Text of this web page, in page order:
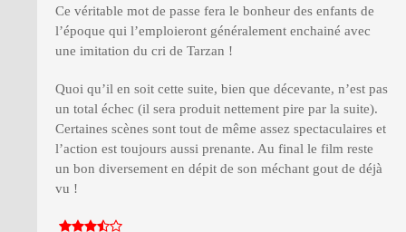
Ce véritable mot de passe fera le bonheur des enfants de
l’époque qui l’emploieront généralement enchainé avec
une imitation du cri de Tarzan !
Quoi qu’il en soit cette suite, bien que décevante, n’est pas
un total échec (il sera produit nettement pire par la suite).
Certaines scènes sont tout de même assez spectaculaires et
l’action est toujours aussi prenante. Au final le film reste
un bon diversement en dépit de son méchant gout de déjà
vu !